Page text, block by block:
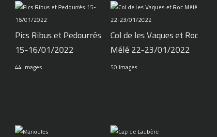
Pics Ribus et Pedourrés
15-16/01/2022
44 Images
Col de les Vaques et Roc
Mélé 22-23/01/2022
50 Images